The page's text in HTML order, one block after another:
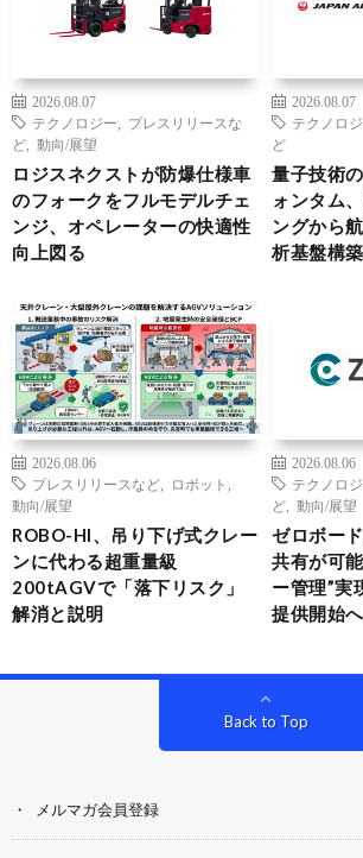
2026.08.07
テクノロジー
プレスリリースな
ど
動向/展望
ロジスネクストが防爆仕様車
のフォークをフルモデルチェ
ンジ、オペレーターの快適性
向上図る
2026.08.07
テクノロ
ど
量子技術
ォンタム
ングから
析基盤構
2026.08.06
プレスリリースなど
ロボット
動向/展望
ROBO-HI、吊り下げ式クレー
ンに代わる超重量級
200tAGVで「落下リスク」
解消と説明
2026.08.06
テクノロ
ど
動向/展望
ゼロボー
共有が可
ー管理”実
提供開始へ
Back to Top
メルマガ会員登録